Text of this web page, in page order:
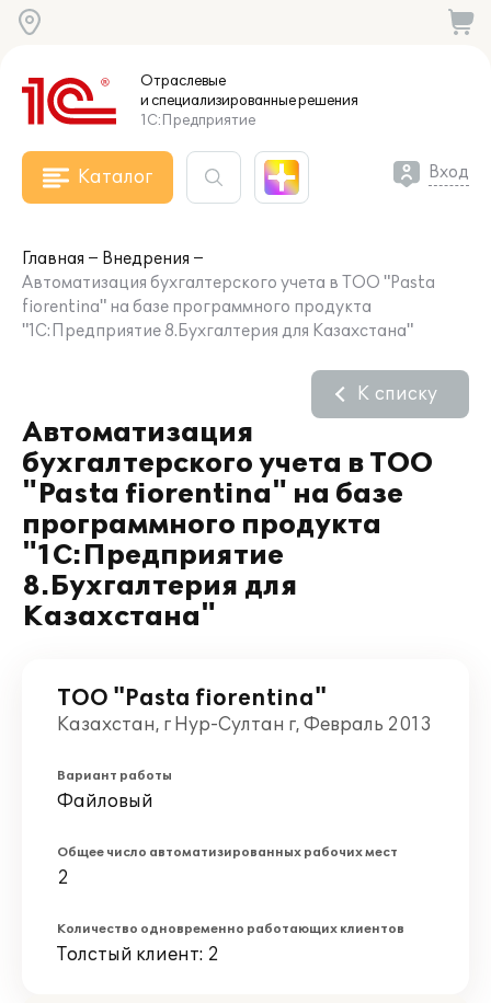
Отраслевые
и специализированныерешения
1С:Предприятие
Каталог Вход
Главная
Внедрения
Автоматизация бухгалтерского учета в ТОО "Pasta
fiorentina" на базе программного продукта
"1С:Предприятие 8.Бухгалтерия для Казахстана"
Автоматизация
бухгалтерского учета в ТОО
"Pasta fiorentina" на базе
программного продукта
"1С:Предприятие
8.Бухгалтерия для
Казахстана"
К списку
ТОО "Pasta fiorentina"
Казахстан, г Нур-Султан г, Февраль 2013
Вариант работы
Файловый
Общее число автоматизированных рабочих мест
2
Количество одновременно работающих клиентов
Толстый клиент: 2